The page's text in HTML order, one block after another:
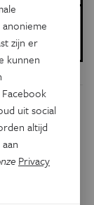
Linkedin
zijn er
kunnen
uit social
altijd
Privacy